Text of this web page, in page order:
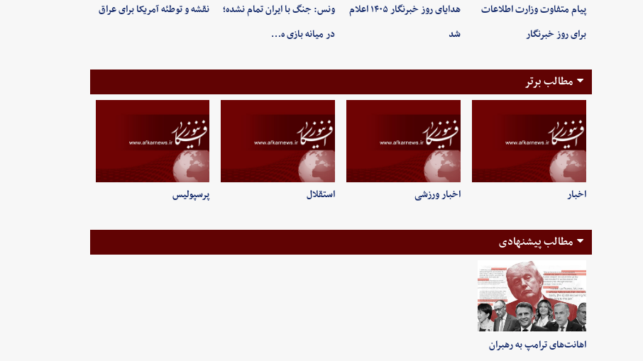
پیام متفاوت وزارت اطلاعات
برای روز خبرنگار
هدایای روز خبرنگار ۱۴۰۵ اعلام
شد
ونس: جنگ با ایران تمام نشده؛
در میانه بازی ه…
نقشه و توطئه آمریکا برای عراق
مطالب برتر
اخبار اخبار ورزشی استقلال پرسپولیس
مطالب پیشنهادی
اهانت‌های ترامپ به رهبران